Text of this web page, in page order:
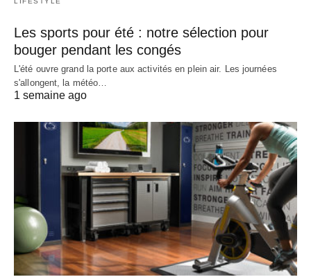
Les sports pour été : notre sélection pour
bouger pendant les congés
L'été ouvre grand la porte aux activités en plein air. Les journées
s'allongent, la météo…
1 semaine ago